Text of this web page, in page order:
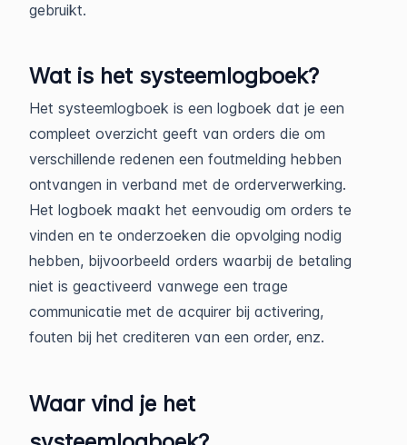
gebruikt.
Wat is het systeemlogboek?
Het systeemlogboek is een logboek dat je een
compleet overzicht geeft van orders die om
verschillende redenen een foutmelding hebben
ontvangen in verband met de orderverwerking.
Het logboek maakt het eenvoudig om orders te
vinden en te onderzoeken die opvolging nodig
hebben, bijvoorbeeld orders waarbij de betaling
niet is geactiveerd vanwege een trage
communicatie met de acquirer bij activering,
fouten bij het crediteren van een order, enz.
Waar vind je het